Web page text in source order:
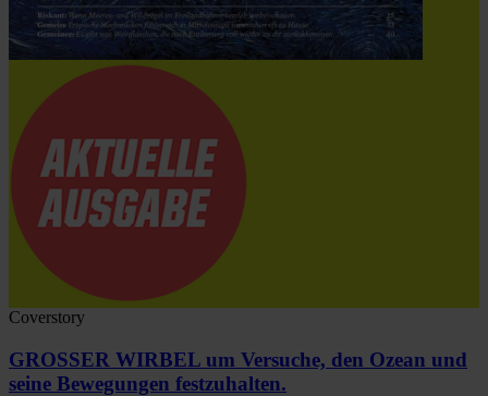
Coverstory
GROSSER WIRBEL um Versuche, den Ozean und
seine Bewegungen festzuhalten.